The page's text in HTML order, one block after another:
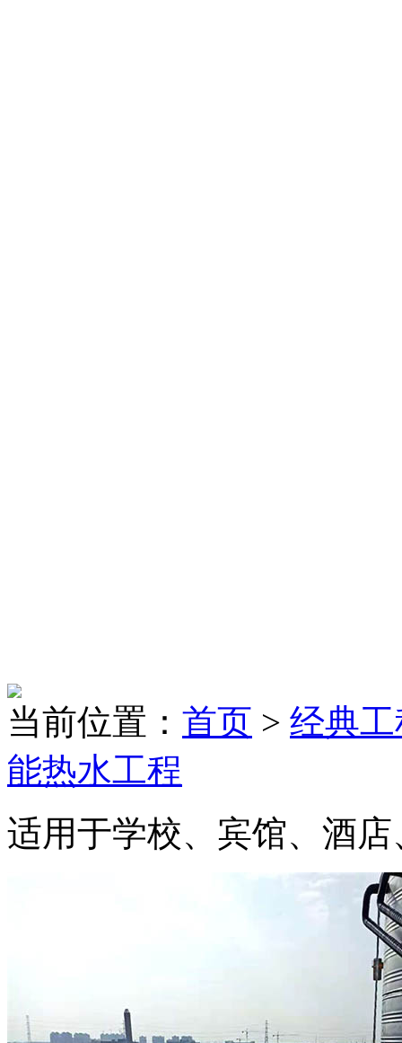
当前位置： 首页 > 经典
能热水工程
适用于学校、宾馆、酒